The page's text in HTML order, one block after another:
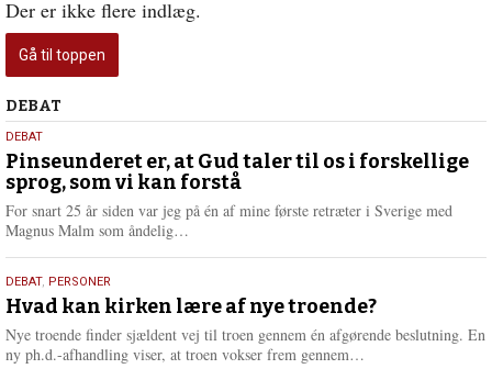
Der er ikke flere indlæg.
Gå til toppen
Debat
DEBAT
5.
august
2026
DEBAT
Pinseunderet er, at Gud taler til os i forskellige
sprog, som vi kan forstå
For snart 25 år siden var jeg på én af mine første retræter i Sverige med
Magnus Malm som åndelig…
e
r
e
25.
juli
2026
DEBAT, PERSONER
Hvad kan kirken lære af nye troende?
Nye troende finder sjældent vej til troen gennem én afgørende beslutning. En
ny ph.d.-afhandling viser, at troen vokser frem gennem…